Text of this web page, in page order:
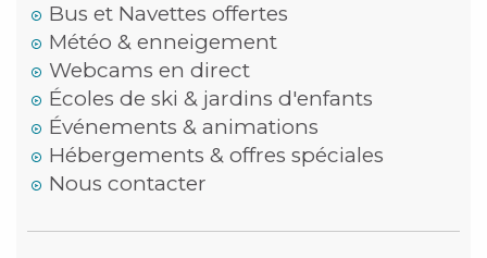
Bus et Navettes offertes
Météo & enneigement
Webcams en direct
Écoles de ski & jardins d'enfants
Événements & animations
Hébergements & offres spéciales
Nous contacter